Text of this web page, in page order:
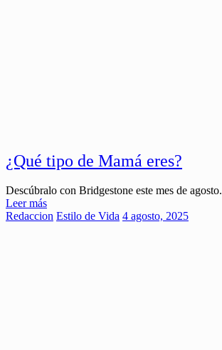
¿Qué tipo de Mamá eres?
Descúbralo con Bridgestone este mes de agosto.
Leer más
Redaccion Estilo de Vida 4 agosto, 2025